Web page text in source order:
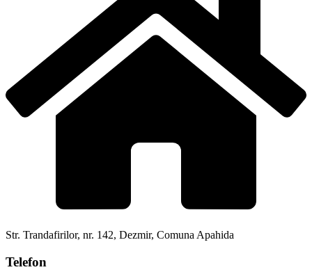
Str. Trandafirilor, nr. 142, Dezmir, Comuna Apahida
Telefon